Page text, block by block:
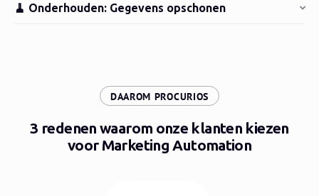
🧹 Onderhouden: Gegevens opschonen
DAAROM PROCURIOS
3 redenen waarom onze klanten kiezen
voor Marketing Automation